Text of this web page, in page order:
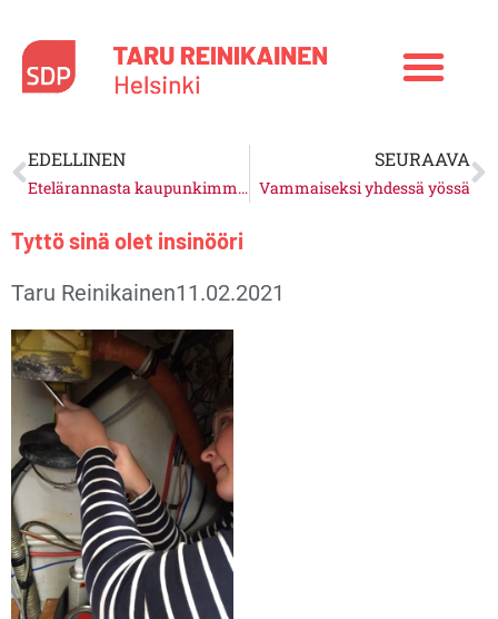
sisältöön
Prev
EDELLINEN
Etelärannasta kaupunkimme helmi
SEURAAVA
Vammaiseksi yhdessä yössä
Tyttö sinä olet insinööri
Taru Reinikainen11.02.2021